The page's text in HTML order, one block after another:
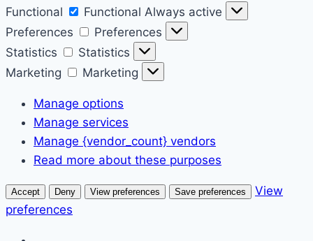
Functional
Functional Always active
Preferences
Preferences
Statistics
Statistics
Marketing
Marketing
Manage options
Manage services
Manage {vendor_count} vendors
Read more about these purposes
Accept Deny View preferences Save preferences
View
preferences